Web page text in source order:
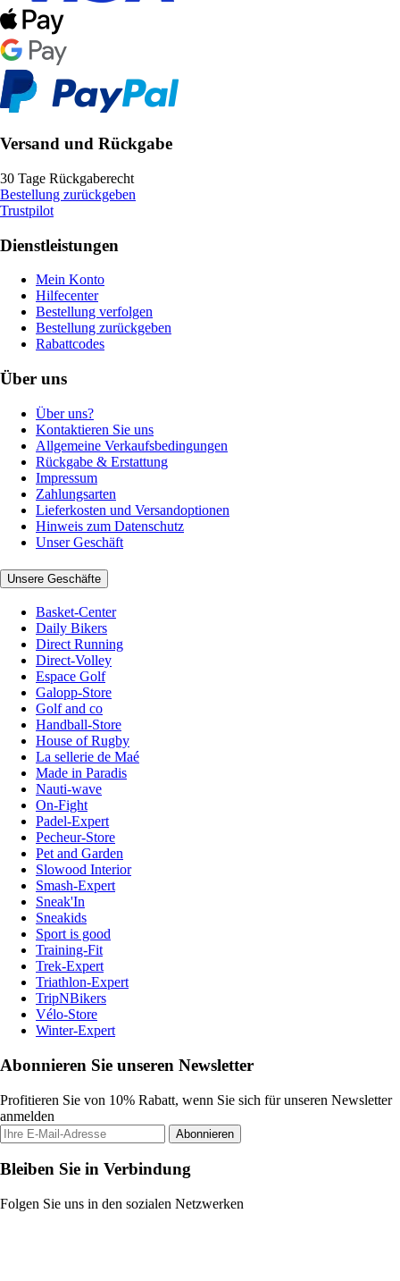
Versand und Rückgabe
30 Tage Rückgaberecht
Bestellung zurückgeben
Trustpilot
Dienstleistungen
Mein Konto
Hilfecenter
Bestellung verfolgen
Bestellung zurückgeben
Rabattcodes
Über uns
Über uns?
Kontaktieren Sie uns
Allgemeine Verkaufsbedingungen
Rückgabe & Erstattung
Impressum
Zahlungsarten
Lieferkosten und Versandoptionen
Hinweis zum Datenschutz
Unser Geschäft
Unsere Geschäfte
Basket-Center
Daily Bikers
Direct Running
Direct-Volley
Espace Golf
Galopp-Store
Golf and co
Handball-Store
House of Rugby
La sellerie de Maé
Made in Paradis
Nauti-wave
On-Fight
Padel-Expert
Pecheur-Store
Pet and Garden
Slowood Interior
Smash-Expert
Sneak'In
Sneakids
Sport is good
Training-Fit
Trek-Expert
Triathlon-Expert
TripNBikers
Vélo-Store
Winter-Expert
Abonnieren Sie unseren Newsletter
Profitieren Sie von 10% Rabatt, wenn Sie sich für unseren Newsletter
anmelden
Abonnieren
Bleiben Sie in Verbindung
Folgen Sie uns in den sozialen Netzwerken